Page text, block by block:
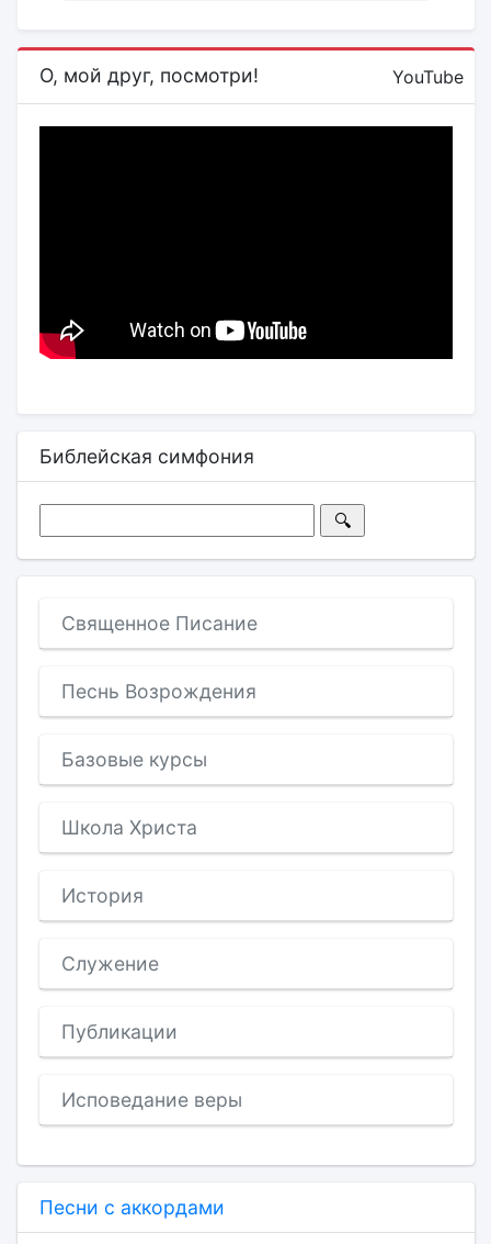
О, мой друг, посмотри! YouTube
Библейская симфония
Священное Писание
Песнь Возрождения
Базовые курсы
Школа Христа
История
Служение
Публикации
Исповедание веры
Песни с аккордами